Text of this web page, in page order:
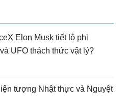
Elon Musk tiết lộ phi
UFO thách thức vật lý?
tượng Nhật thực và Nguyệt